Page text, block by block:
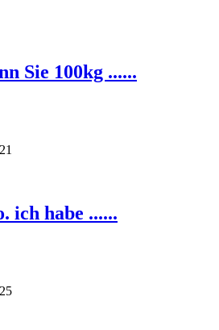
Sie 100kg ......
ich habe ......